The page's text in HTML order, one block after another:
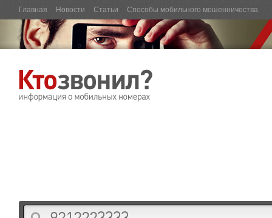
Главная Новости Статьи Способы мобильного мошенничества